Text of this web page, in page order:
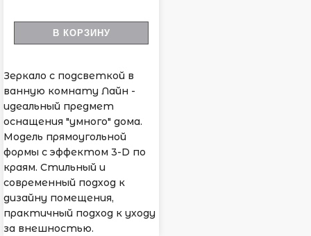
В КОРЗИНУ
Зеркало с подсветкой в
ванную комнату Лайн -
идеальный предмет
оснащения "умного" дома.
Модель прямоугольной
формы с эффектом 3-D по
краям. Стильный и
современный подход к
дизайну помещения,
практичный подход к уходу
за внешностью.